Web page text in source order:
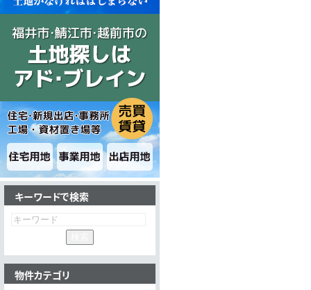
会社案内 特長・サービス
アクセス
メールでお問合せ 無料査定
プライバシーポリシー
キーワードで検索
物件カテゴリ